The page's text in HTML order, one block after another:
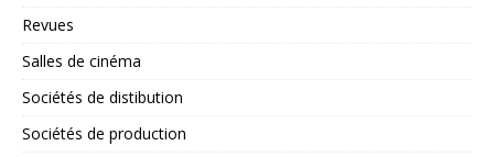
Revues
Salles de cinéma
Sociétés de distibution
Sociétés de production